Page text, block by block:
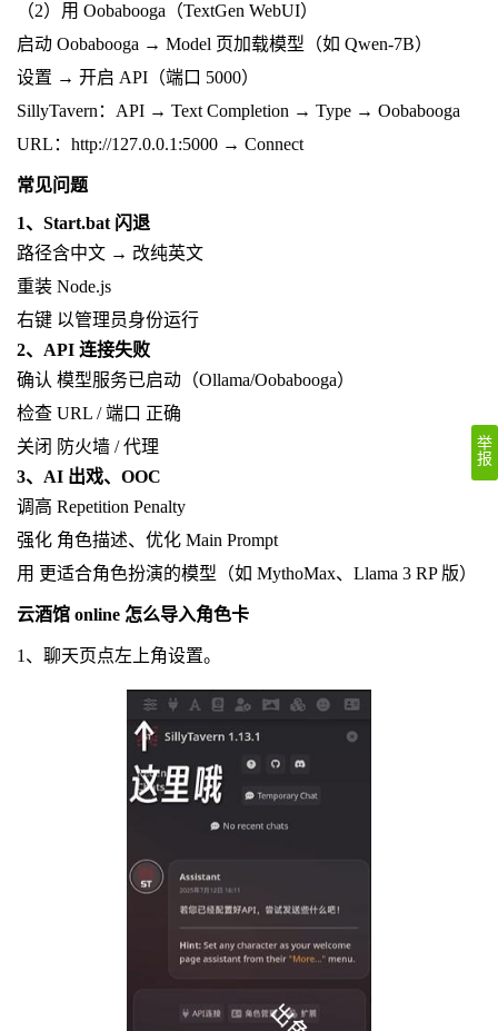
（2）用 Oobabooga（TextGen WebUI）
启动 Oobabooga → Model 页加载模型（如 Qwen-7B）
设置 → 开启 API（端口 5000）
SillyTavern：API → Text Completion → Type → Oobabooga
URL：http://127.0.0.1:5000 → Connect
常见问题
1、Start.bat 闪退
路径含中文 → 改纯英文
重装 Node.js
右键 以管理员身份运行
2、API 连接失败
确认 模型服务已启动（Ollama/Oobabooga）
检查 URL / 端口 正确
关闭 防火墙 / 代理
3、AI 出戏、OOC
调高 Repetition Penalty
强化 角色描述、优化 Main Prompt
用 更适合角色扮演的模型（如 MythoMax、Llama 3 RP 版）
云酒馆 online 怎么导入角色卡
1、聊天页点左上角设置。
举
报